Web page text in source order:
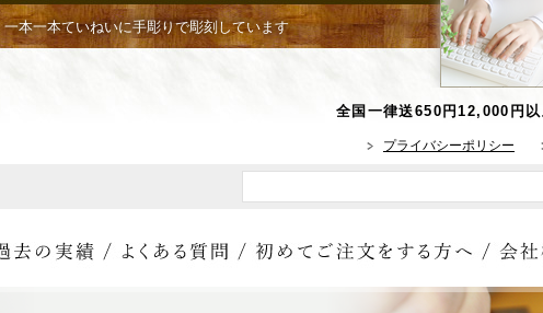
本一本ていねいに手彫りで彫刻しています
全国一律送650円12,000円
プライバシーポリシー